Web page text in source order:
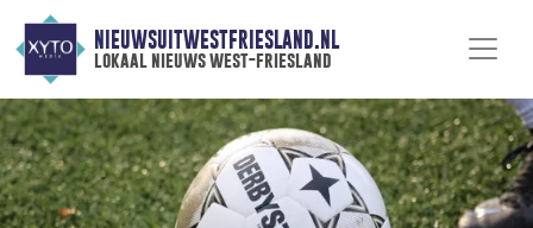
NIEUWSUITWESTFRIESLAND.NL
lokaal nieuws west-friesland